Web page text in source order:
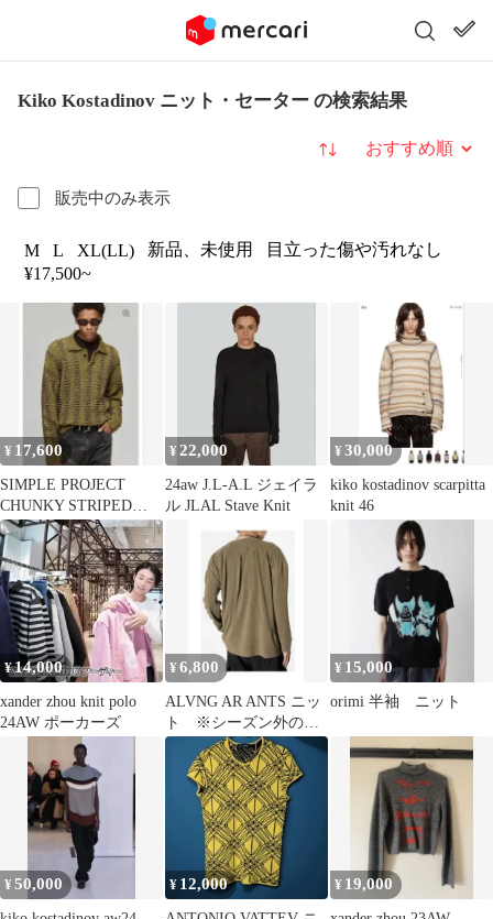
Kiko Kostadinov ニット・セーター の検索結果
販売中のみ表示
並び替え
M L XL(LL) 新品、未使用
目立った傷や汚れなし
¥17,500~
¥ 17,600
SIMPLE PROJECT
CHUNKY STRIPED
POLO
¥22,000
24aw J.L-A.L ジェイラ
ル JLAL Stave Knit
¥30,000
kiko kostadinov scarpitta
knit 46
¥14,000
xander zhou knit polo
24AW ポーカーズ
¥6,800
ALVNG AR ANTS ニッ
ト ※シーズン外のた
め期間限定値下げ
¥ 15,000
orimi 半袖 ニット
¥50,000 ¥ 12,000 ¥ 19,000